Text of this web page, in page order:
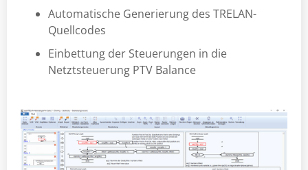
Automatische Generierung des TRELAN-
Quellcodes
Einbettung der Steuerungen in die
Netztsteuerung PTV Balance